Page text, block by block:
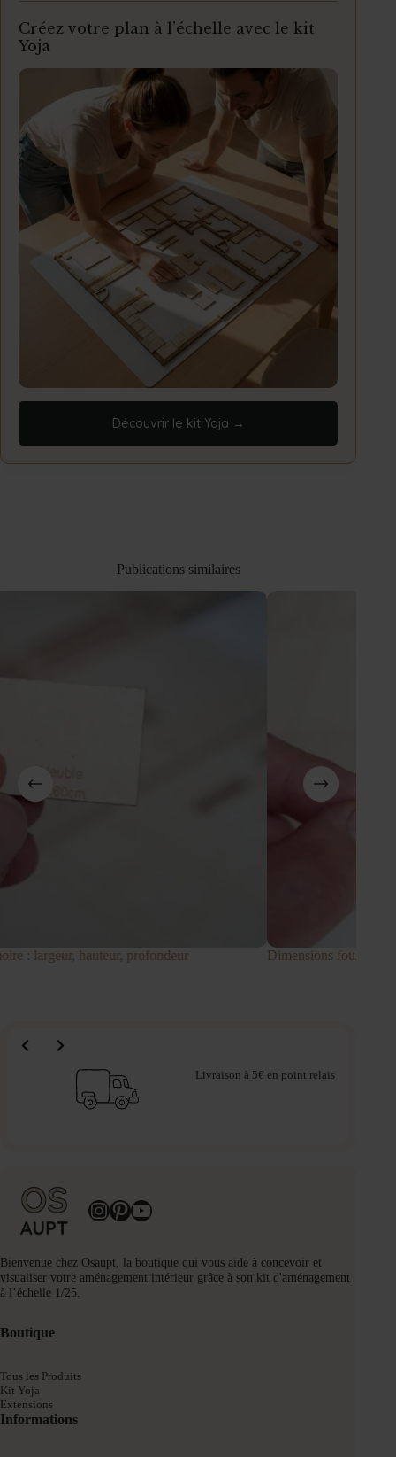
Créez votre plan à l’échelle avec le kit
Yoja
Découvrir le kit Yoja →
Publications similaires
Dimensions four
: largeur, hauteur, profondeur
Livraison à 5€ en point relais
InstagramPinterest YouTube
Bienvenue chez Osaupt, la boutique qui vous aide à concevoir et
visualiser votre aménagement intérieur grâce à son kit d'aménagement
à l’échelle 1/25.
Boutique
Tous les Produits
Kit Yoja
Extensions
Informations